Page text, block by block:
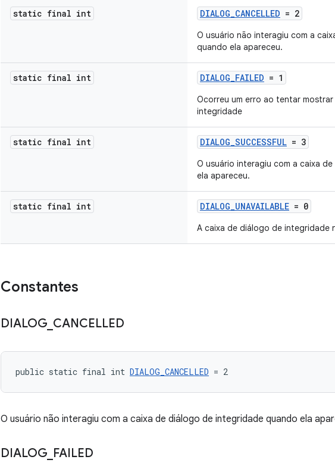
static final int DIALOG_CANCELLED = 2
O usuário não interagiu com a
quando ela apareceu.
static final int DIALOG_FAILED = 1
Ocorreu um erro ao tentar
integridade
static final int DIALOG_SUCCESSFUL = 3
O usuário interagiu com a caixa
ela apareceu.
static final int DIALOG_UNAVAILABLE = 0
A caixa de diálogo de integridade
Constantes
DIALOG CANCELLED
public static final int DIALOG_CANCELLED = 2
O usuário não interagiu com a caixa de diálogo de integridade quando ela
DIALOG FAILED